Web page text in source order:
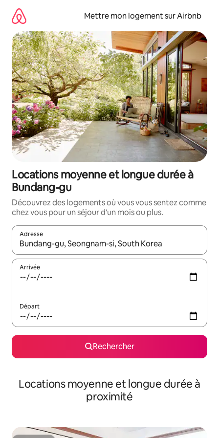
directement
contenu
Mettre mon logement sur Airbnb
Locations moyenne et longue durée à
Bundang-gu
Découvrez des logements où vous vous sentez comme
chez vous pour un séjour d'un mois ou plus.
Adresse
Lorsque les résultats s'affichent, utilisez les flèches vers le
Arrivée
Départ
Rechercher
Locations moyenne et longue durée à
proximité